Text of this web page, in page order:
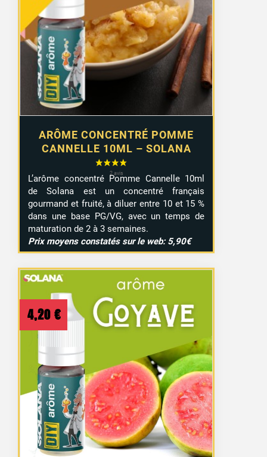
ARÔME CONCENTRÉ POMME
CANNELLE 10ML – SOLANA
L’arôme concentré Pomme Cannelle 10ml
de Solana est un concentré français
gourmand et fruité, à diluer entre 10 et 15 %
dans une base PG/VG, avec un temps de
maturation de 2 à 3 semaines.
Prix moyens constatés sur le web: 5,90€
4,20 €